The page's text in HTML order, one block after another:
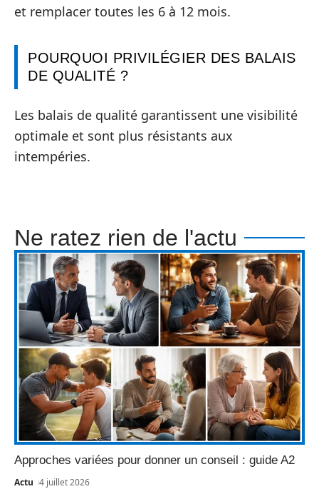
et remplacer toutes les 6 à 12 mois.
POURQUOI PRIVILÉGIER DES BALAIS
DE QUALITÉ ?
Les balais de qualité garantissent une visibilité
optimale et sont plus résistants aux
intempéries.
Ne ratez rien de l'actu
Approches variées pour donner un conseil : guide A2
Actu 4 juillet 2026